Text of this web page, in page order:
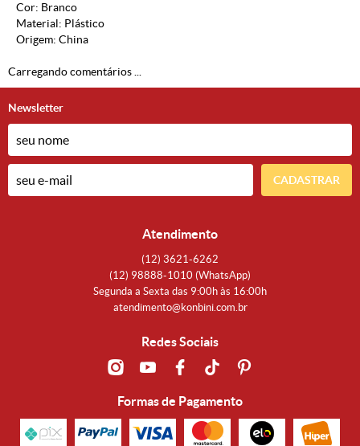
Cor: Branco
Material: Plástico
Origem: China
Carregando comentários ...
Newsletter
CADASTRAR
Atendimento
(12) 3621-6262
(12) 98888-1010 (WhatsApp)
Segunda a Sexta das 9:00h às 16:00h
atendimento@konbini.com.br
Redes Sociais
Formas de Pagamento